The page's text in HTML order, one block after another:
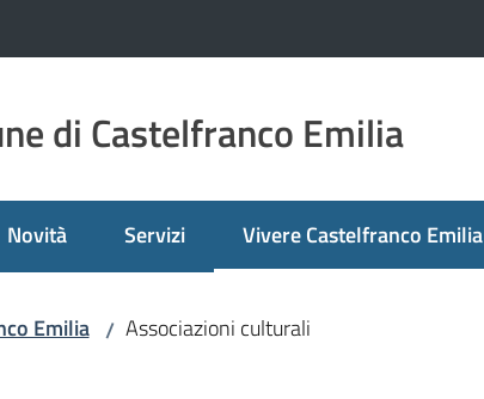
di Castelfranco Emilia
Novità Servizi Vivere Castelfranco Emilia
Menu selezionato
Emilia / Associazioni culturali